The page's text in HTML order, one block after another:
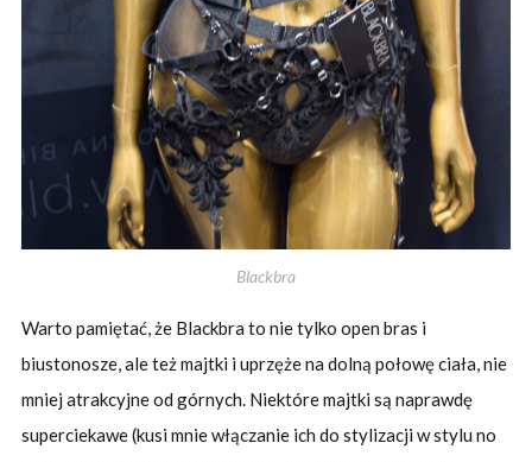
Blackbra
Warto pamiętać, że Blackbra to nie tylko open bras i
biustonosze, ale też majtki i uprzęże na dolną połowę ciała, nie
mniej atrakcyjne od górnych. Niektóre majtki są naprawdę
superciekawe (kusi mnie włączanie ich do stylizacji w stylu no